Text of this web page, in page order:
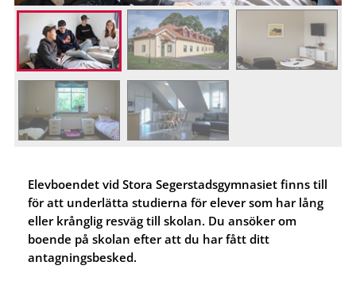
Elevboendet vid Stora Segerstadsgymnasiet finns till
för att underlätta studierna för elever som har lång
eller krånglig resväg till skolan. Du ansöker om
boende på skolan efter att du har fått ditt
antagningsbesked.